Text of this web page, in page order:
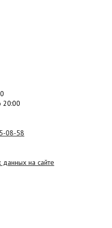
20:00
08-58
данных на сайте